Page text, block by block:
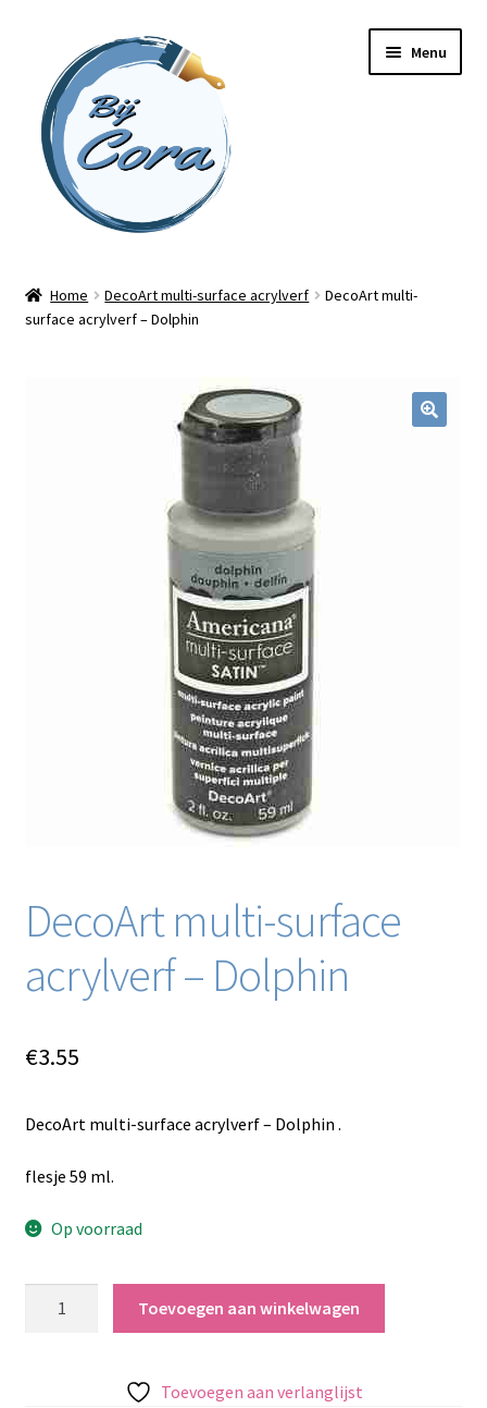
naar
navigatie
inhoud
Menu
Workshops
Blog / DIY / Tutorials
Home DecoArt multi-surface acrylverf
DecoArt multi-
surface acrylverf – Dolphin
DecoArt multi-surface
acrylverf – Dolphin
€3.55
DecoArt multi-surface acrylverf – Dolphin .
flesje 59 ml.
Op voorraad
Toevoegen aan winkelwagen
Toevoegen aan verlanglijst